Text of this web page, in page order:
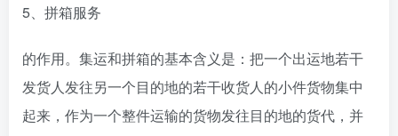
5、拼箱服务
的作用。集运和拼箱的基本含义是：把一个出运地若干
发货人发往另一个目的地的若干收货人的小件货物集中
起来，作为一个整件运输的货物发往目的地的货代，并